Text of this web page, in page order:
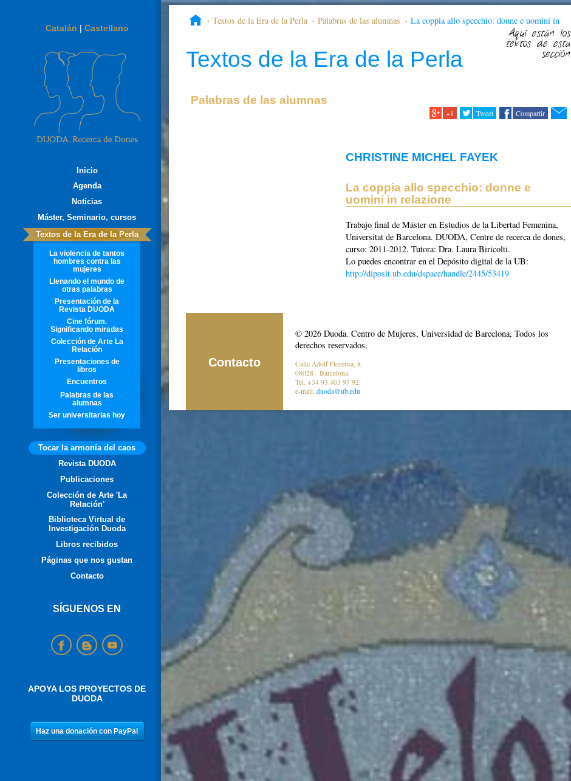
Catalán | Castellano
Inicio
Agenda
Noticias
Máster, Seminario, cursos
Textos de la Era de la Perla
La violencia de tantos
hombres contra las
mujeres
Llenando el mundo de
otras palabras
Presentación de la
Revista DUODA
Cine fórum.
Significando miradas
Colección de Arte La
Relación
Presentaciones de
libros
Encuentros
Palabras de las
alumnas
Ser universitarias hoy
Tocar la armonía del caos
Revista DUODA
Publicaciones
Colección de Arte 'La
Relación'
Biblioteca Virtual de
Investigación Duoda
Libros recibidos
Páginas que nos gustan
Contacto
SÍGUENOS EN
APOYA LOS PROYECTOS DE
DUODA
Textos de la Era de la Perla Palabras de las alumnas
La coppia allo specchio: donne e uomini in
Aquí están los
textos de esta
sección
Textos de la Era de la Perla
Palabras de las alumnas
+1 Tweet Compartir
CHRISTINE MICHEL FAYEK
La coppia allo specchio: donne e
uomini in relazione
Trabajo final de Máster en Estudios de la Libertad Femenina,
Universitat de Barcelona. DUODA, Centre de recerca de dones,
curso: 2011-2012. Tutora: Dra. Laura Biricolti.
Lo puedes encontrar en el Depósito digital de la UB:
http://diposit.ub.edu/dspace/handle/2445/53419
Contacto
© 2026 Duoda. Centro de Mujeres, Universidad de Barcelona, Todos los
derechos reservados.
Calle Adolf Florensa, 8,
08028 - Barcelona
Tel. +34 93 403 97 92.
e-mail: duoda@ub.edu